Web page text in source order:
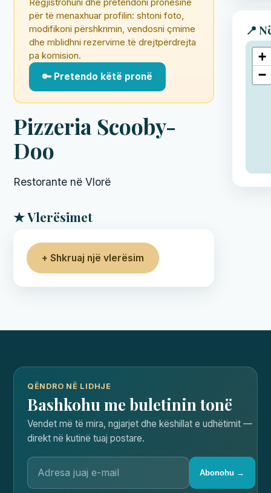
Regjistrohuni dhe pretendoni pronësinë
për të menaxhuar profilin: shtoni foto,
modifikoni përshkrimin, vendosni çmime
dhe mblidhni rezervime të drejtpërdrejta
pa komision.
🔑 Pretendo këtë pronë
Pizzeria Scooby-
Doo
Restorante në Vlorë
★ Vlerësimet
+ Shkruaj një vlerësim
📍
+
−
QËNDRO NË LIDHJE
Bashkohu me buletinin tonë
Vendet më të mira, ngjarjet dhe këshillat e udhëtimit —
direkt në kutinë tuaj postare.
Abonohu →